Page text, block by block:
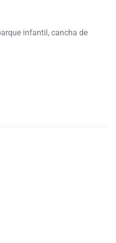
infantil, cancha de